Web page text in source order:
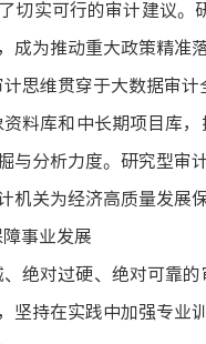
切实可行的审计建议
成为推动重大政策精准
思维贯穿于大数据审
料库和中长期项目库
与分析力度。研究型审
机关为经济高质量发展
事业发展
绝对过硬、绝对可靠
坚持在实践中加强专业